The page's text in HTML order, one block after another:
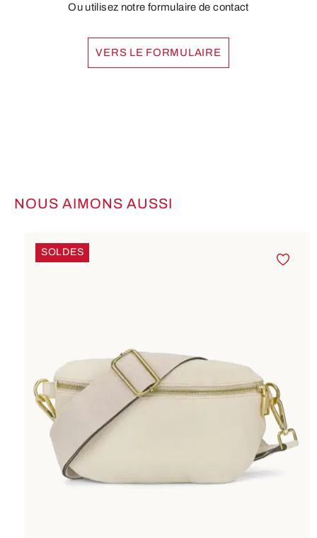
Ou utilisez notre formulaire de contact
VERS LE FORMULAIRE
Ignorer la galerie de produits
NOUS AIMONS AUSSI
SOLDES